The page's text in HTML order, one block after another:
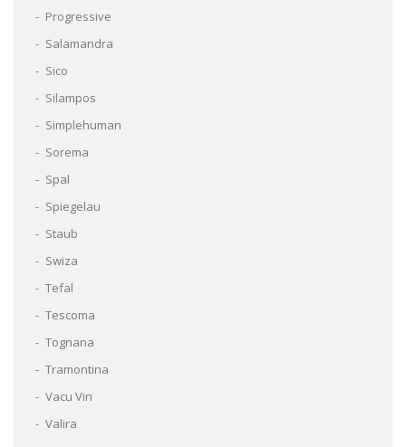
Progressive
Salamandra
Sico
Silampos
Simplehuman
Sorema
Spal
Spiegelau
Staub
Swiza
Tefal
Tescoma
Tognana
Tramontina
Vacu Vin
Valira